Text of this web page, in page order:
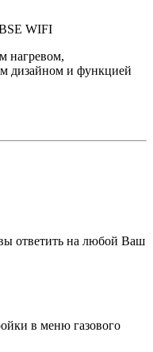
WIFI
нагревом,
дизайном и функцией
ответить на любой Ваш
в меню газового